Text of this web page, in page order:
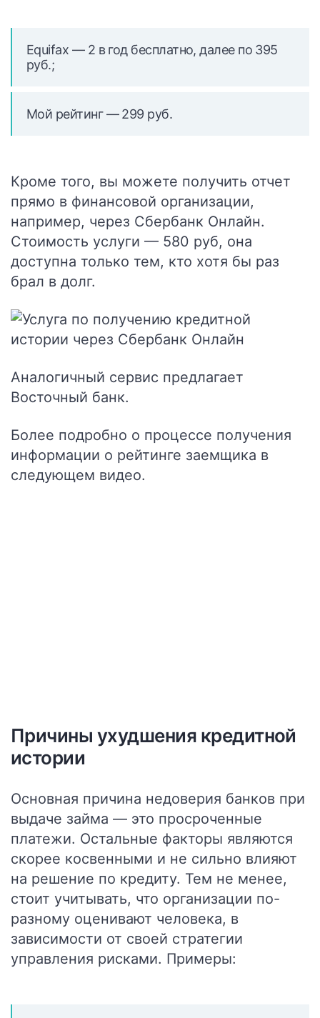
Equifax — 2 в год бесплатно, далее по 395
руб.;
Мой рейтинг— 299 руб.
Кроме того, вы можете получить отчет
прямо в финансовой организации,
например, через Сбербанк Онлайн.
Стоимость услуги — 580 руб, она
доступна только тем, кто хотя бы раз
брал в долг.
Аналогичный сервис предлагает
Восточный банк.
Более подробно о процессе получения
информации о рейтинге заемщика в
следующем видео.
Причины ухудшения кредитной
истории
Основная причина недоверия банков при
выдаче займа — это просроченные
платежи. Остальные факторы являются
скорее косвенными и не сильно влияют
на решение по кредиту. Тем не менее,
стоит учитывать, что организации по-
разному оценивают человека, в
зависимости от своей стратегии
управления рисками. Примеры: